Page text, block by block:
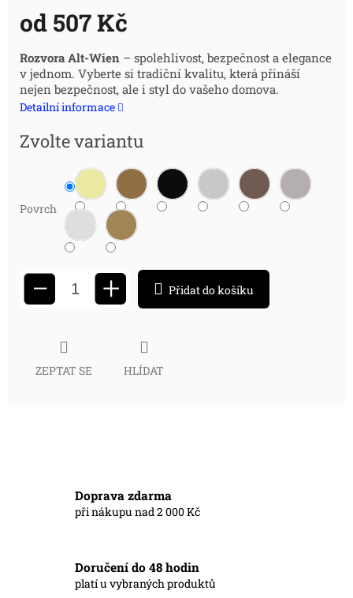
od 507 Kč
Měrná
cena:
Rozvora Alt-Wien – spolehlivost, bezpečnost a elegance
v jednom. Vyberte si tradiční kvalitu, která přináší
nejen bezpečnost, ale i styl do vašeho domova.
Detailní informace
Zvolte variantu
Povrch
− + Přidat do košíku
ZEPTAT SE HLÍDAT
Doprava zdarma
při nákupu nad 2 000 Kč
Doručení do 48 hodin
platí u vybraných produktů